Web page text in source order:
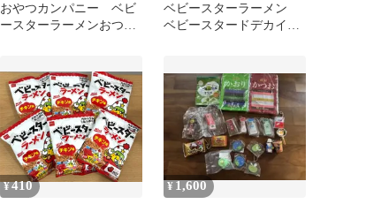
おやつカンパニー ベビ
ースターラーメンおつま
ベビースターラーメン
ベビースタードデカイラ
¥410 ¥ 1,600